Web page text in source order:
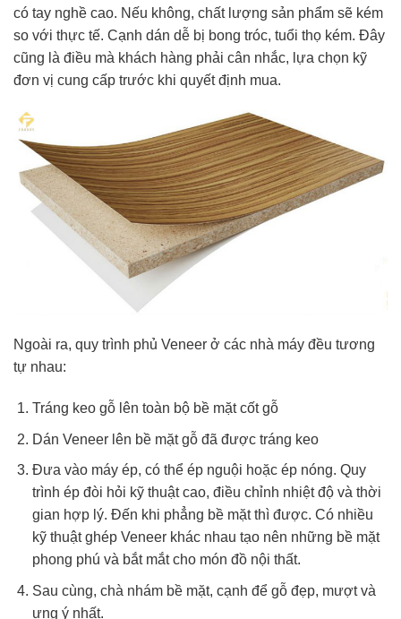
có tay nghề cao. Nếu không, chất lượng sản phẩm sẽ kém
so với thực tế. Cạnh dán dễ bị bong tróc, tuổi thọ kém. Đây
cũng là điều mà khách hàng phải cân nhắc, lựa chọn kỹ
đơn vị cung cấp trước khi quyết định mua.
Ngoài ra, quy trình phủ Veneer ở các nhà máy đều tương
tự nhau:
Tráng keo gỗ lên toàn bộ bề mặt cốt gỗ
Dán Veneer lên bề mặt gỗ đã được tráng keo
Đưa vào máy ép, có thể ép nguội hoặc ép nóng. Quy
trình ép đòi hỏi kỹ thuật cao, điều chỉnh nhiệt độ và thời
gian hợp lý. Đến khi phẳng bề mặt thì được. Có nhiều
kỹ thuật ghép Veneer khác nhau tạo nên những bề mặt
phong phú và bắt mắt cho món đồ nội thất.
Sau cùng, chà nhám bề mặt, cạnh để gỗ đẹp, mượt và
ưng ý nhất.